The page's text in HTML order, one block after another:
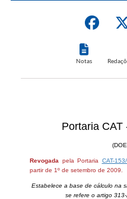
Notas
Portaria CAT
Revogada pela Portaria CAT-
partir de 1º de setembro de 2009.
Estabelece a base de cálculo na
se refere o artigo